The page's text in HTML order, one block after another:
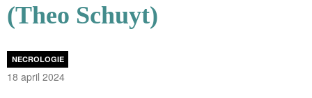
(Theo Schuyt)
NECROLOGIE
18 april 2024